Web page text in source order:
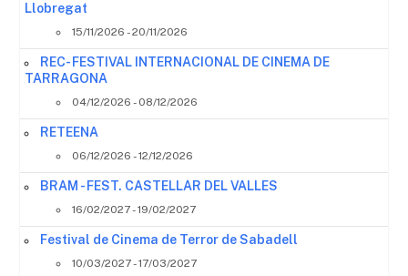
Llobregat
15/11/2026 - 20/11/2026
REC- FESTIVAL INTERNACIONAL DE CINEMA DE
TARRAGONA
04/12/2026 - 08/12/2026
RETEENA
06/12/2026 - 12/12/2026
BRAM - FEST. CASTELLAR DEL VALLES
16/02/2027 - 19/02/2027
Festival de Cinema de Terror de Sabadell
10/03/2027 - 17/03/2027